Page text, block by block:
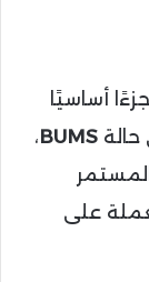
أساسيًا
BUMS،
على